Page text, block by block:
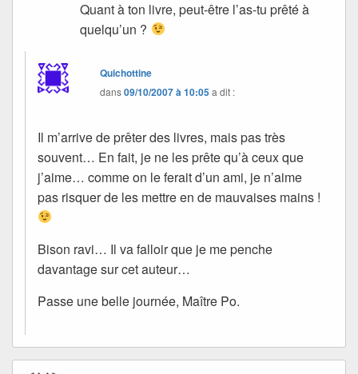
Quant à ton livre, peut-être l’as-tu prêté à
quelqu’un ?
Quichottine
dans09/10/2007 à 10:05a dit :
Il m’arrive de prêter des livres, mais pas très
souvent… En fait, je ne les prête qu’à ceux que
j’aime… comme on le ferait d’un ami, je n’aime
pas risquer de les mettre en de mauvaises mains !
Bison ravi… Il va falloir que je me penche
davantage sur cet auteur…
Passe une belle journée, Maître Po.